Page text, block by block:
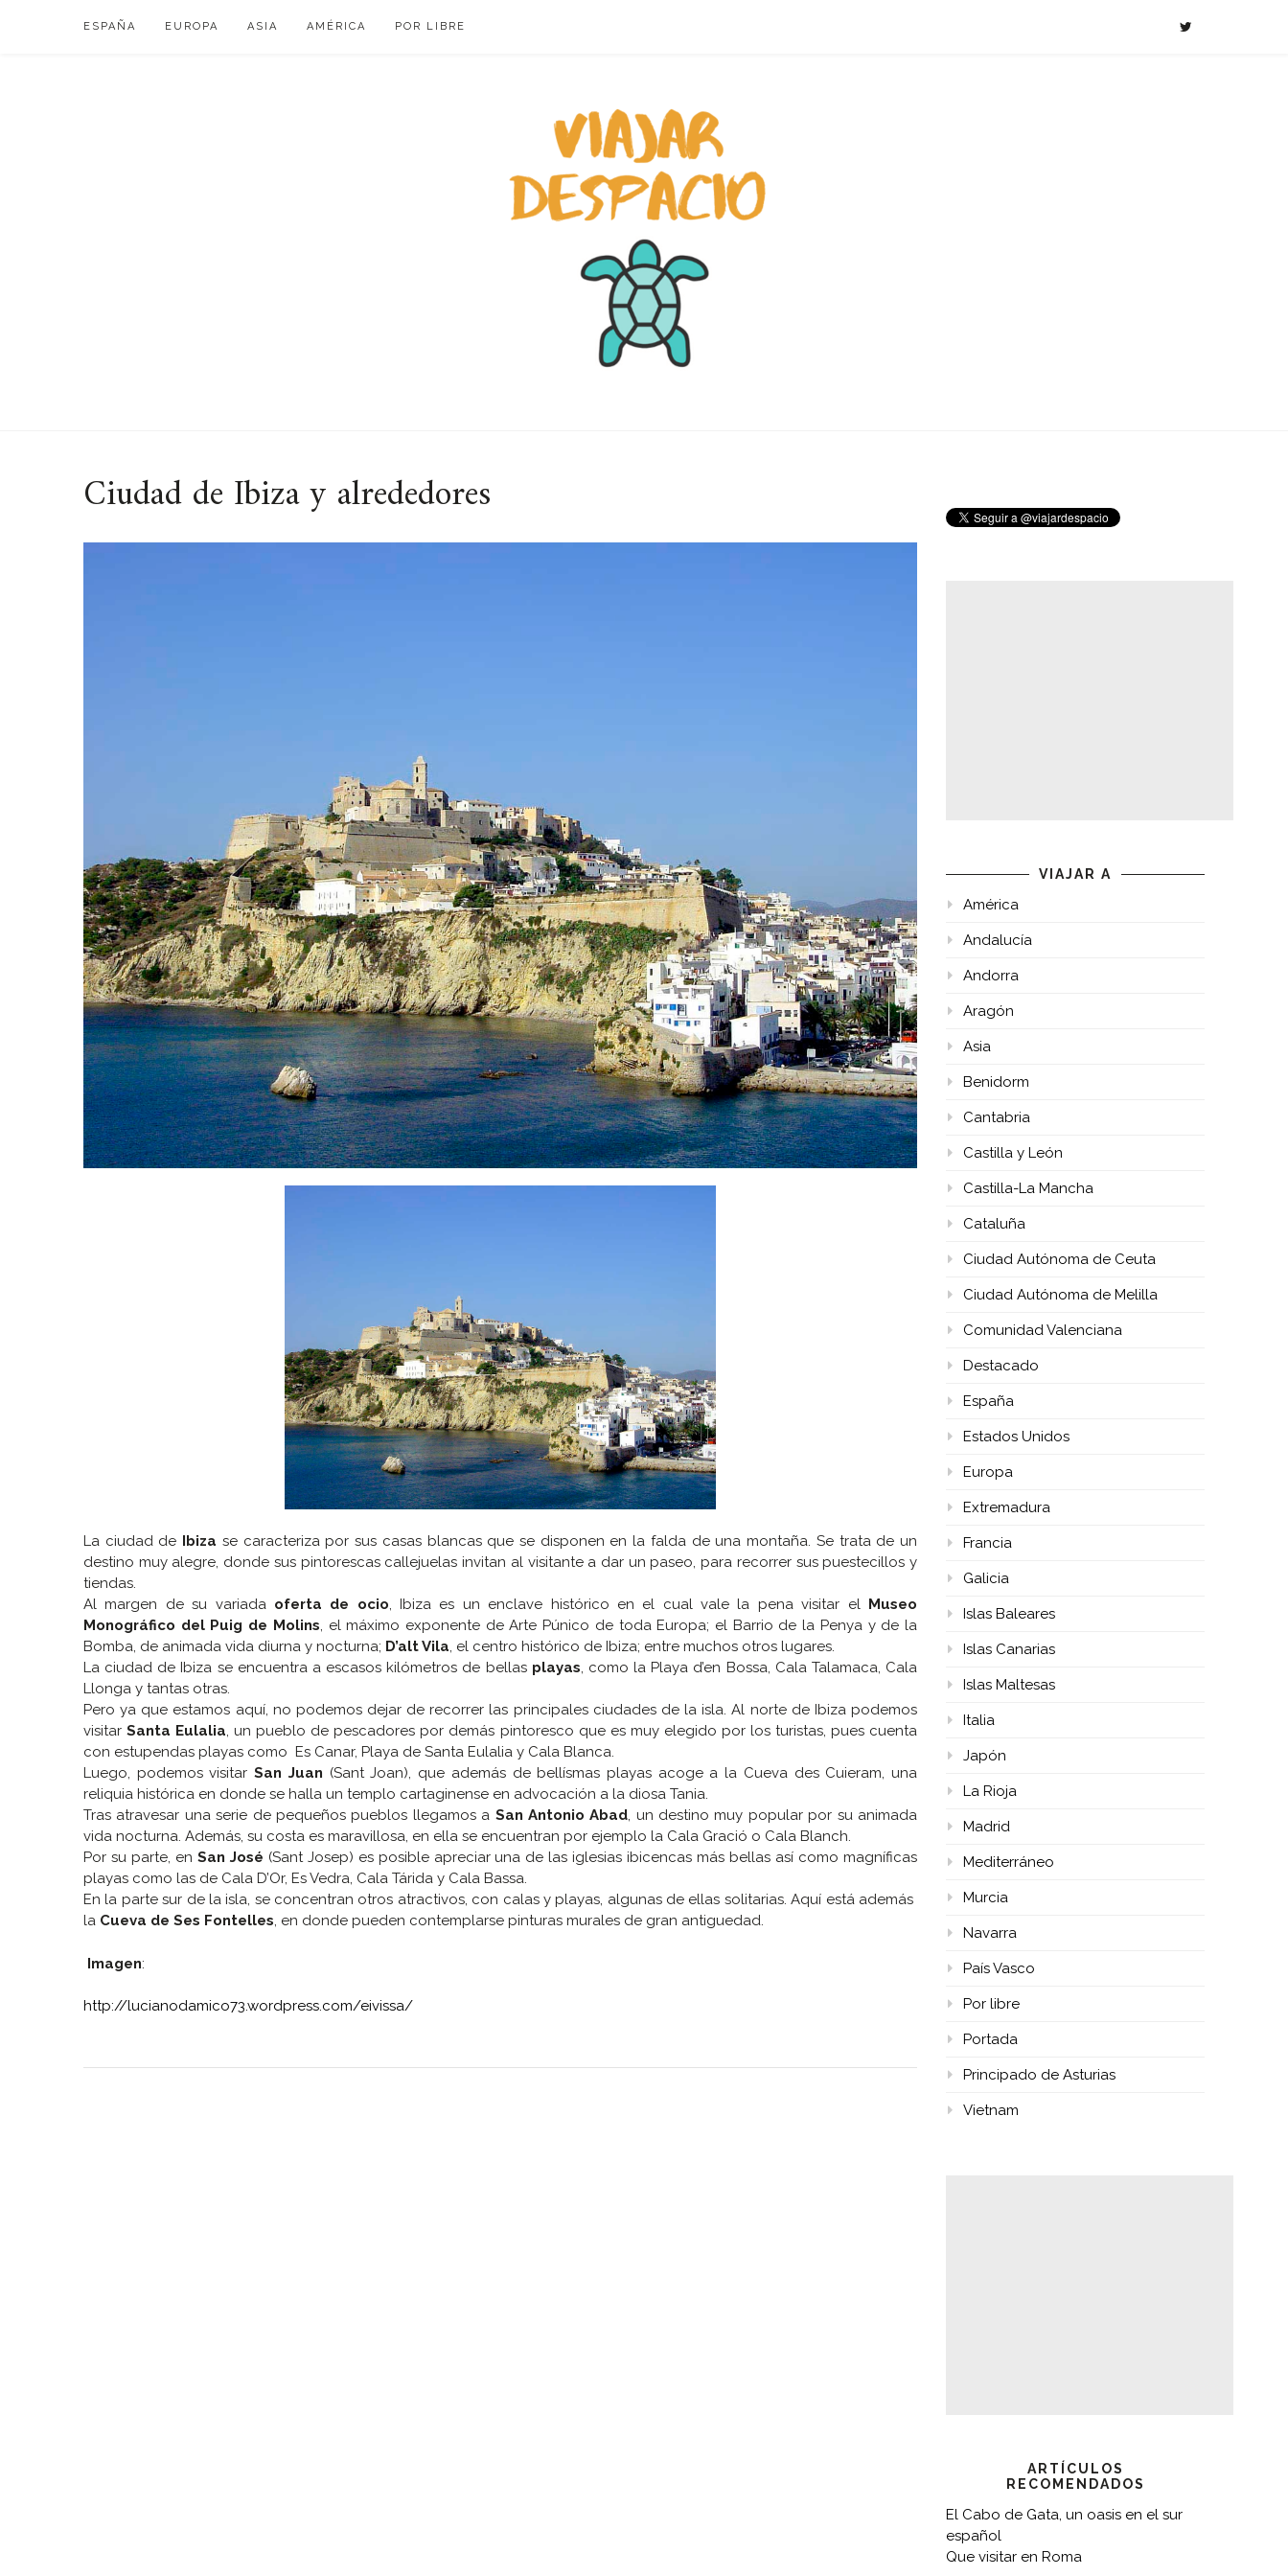
ESPAÑA EUROPA ASIA AMÉRICA POR LIBRE
Ciudad de Ibiza y alrededores
La ciudad de Ibiza se caracteriza por sus casas blancas que se disponen en la falda de una montaña. Se trata de un
destino muy alegre, donde sus pintorescas callejuelas invitan al visitante a dar un paseo, para recorrer sus puestecillos y
tiendas.
Al margen de su variada oferta de ocio, Ibiza es un enclave histórico en el cual vale la pena visitar el Museo
Monográfico del Puig de Molins, el máximo exponente de Arte Púnico de toda Europa; el Barrio de la Penya y de la
Bomba, de animada vida diurna y nocturna; D’alt Vila, el centro histórico de Ibiza; entre muchos otros lugares.
La ciudad de Ibiza se encuentra a escasos kilómetros de bellas playas, como la Playa d’en Bossa, Cala Talamaca, Cala
Llonga y tantas otras.
Pero ya que estamos aquí, no podemos dejar de recorrer las principales ciudades de la isla. Al norte de Ibiza podemos
visitarSanta Eulalia, un pueblo de pescadores por demás pintoresco que es muy elegido por los turistas, pues cuenta
con estupendas playas como Es Canar, Playa de Santa Eulalia y Cala Blanca.
Luego, podemos visitarSan Juan (Sant Joan), que además de bellísmas playas acoge a la Cueva des Cuieram, una
reliquia histórica en donde se halla un templo cartaginense en advocación a la diosa Tania.
Tras atravesar una serie de pequeños pueblos llegamos a San Antonio Abad, un destino muy popular por su animada
vida nocturna. Además, su costa es maravillosa, en ella se encuentran por ejemplo la Cala Gració o Cala Blanch.
Por su parte, en San José (Sant Josep) es posible apreciar una de las iglesias ibicencas más bellas así como magníficas
playas como las de Cala D’Or, Es Vedra, Cala Tárida y Cala Bassa.
En la parte sur de la isla, se concentran otros atractivos, con calas y playas, algunas de ellas solitarias. Aquí está además
la Cueva de Ses Fontelles, en donde pueden contemplarse pinturas murales de gran antiguedad.
Imagen:
http://lucianodamico73.wordpress.com/eivissa/
VIAJAR A
América
Andalucía
Andorra
Aragón
Asia
Benidorm
Cantabria
Castilla y León
Castilla-La Mancha
Cataluña
Ciudad Autónoma de Ceuta
Ciudad Autónoma de Melilla
Comunidad Valenciana
Destacado
España
Estados Unidos
Europa
Extremadura
Francia
Galicia
Islas Baleares
Islas Canarias
Islas Maltesas
Italia
Japón
La Rioja
Madrid
Mediterráneo
Murcia
Navarra
País Vasco
Por libre
Portada
Principado de Asturias
Vietnam
ARTÍCULOS
RECOMENDADOS
El Cabo de Gata, un oasis en el sur
español
Que visitar en Roma